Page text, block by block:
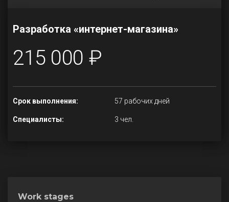
Разработка «интернет-магазина»
215 000 ₽
Срок выполнения: 57 рабочих дней
Специалисты: 3 чел.
Work stages